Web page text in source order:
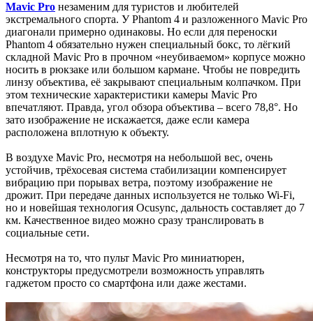
Mavic Pro незаменим для туристов и любителей
экстремального спорта. У Phantom 4 и разложенного Mavic Pro
диагонали примерно одинаковы. Но если для переноски
Phantom 4 обязательно нужен специальный бокс, то лёгкий
складной Mavic Pro в прочном «неубиваемом» корпусе можно
носить в рюкзаке или большом кармане. Чтобы не повредить
линзу объектива, её закрывают специальным колпачком. При
этом технические характеристики камеры Mavic Pro
впечатляют. Правда, угол обзора объектива – всего 78,8°. Но
зато изображение не искажается, даже если камера
расположена вплотную к объекту.
В воздухе Mavic Pro, несмотря на небольшой вес, очень
устойчив, трёхосевая система стабилизации компенсирует
вибрацию при порывах ветра, поэтому изображение не
дрожит. При передаче данных используется не только Wi-Fi,
но и новейшая технология Ocusync, дальность составляет до 7
км. Качественное видео можно сразу транслировать в
социальные сети.
Несмотря на то, что пульт Mavic Pro миниатюрен,
конструкторы предусмотрели возможность управлять
гаджетом просто со смартфона или даже жестами.